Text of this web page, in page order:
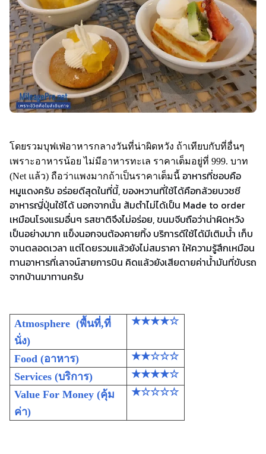
โดยรวมบุฟเฟ่อาหารกลางวันที่น่าผิดหวัง ถ้าเทียบกับที่อื่นๆ
เพราะอาหารน้อย ไม่มีอาหารทะเล ราคาเต็มอยู่ที่ 999. บาท
(Net แล้ว) ถือว่าแพงมากถ้าเป็นราคาเต็มนี้ อาหารที่ชอบคือ
หมูแดงครับ อร่อยดีสุดในที่นี้, ของหวานที่ใช้ได้คือกล้วยบวชชี
อาหารญี่ปุ่นใช้ได้ นอกจากนั้น ส้มตำไม่ได้เป็น Made to order
เหมือนโรงแรมอื่นๆ รสชาติจึงไม่อร่อย, ขนมจีบถือว่าน่าผิดหวัง
เป็นอย่างมาก แข็งนอกจนต้องคายทิ้ง บริการดีใช้ได้มีเติมน้ำ เก็บ
จานตลอดเวลา แต่โดยรวมแล้วยังไม่สมราคา ให้ความรู้สึกเหมือน
ทานอาหารที่เลาจน์สายการบิน คิดแล้วยังเสียดายค่าน้ำมันที่ขับรถ
จากบ้านมาทานครับ
Atmosphere (พื้นที่,ที่
นั่ง)
★★★★☆
Food (อาหาร)
★★☆☆☆
Services (บริการ)
★★★★☆
Value For Money (คุ้ม
ค่า)
★☆☆☆☆